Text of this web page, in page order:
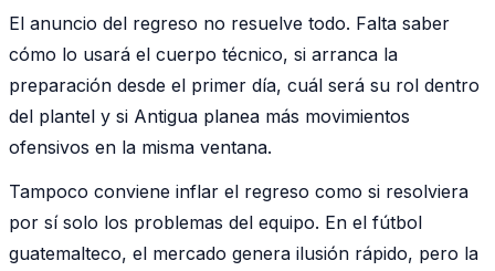
El anuncio del regreso no resuelve todo. Falta saber
cómo lo usará el cuerpo técnico, si arranca la
preparación desde el primer día, cuál será su rol dentro
del plantel y si Antigua planea más movimientos
ofensivos en la misma ventana.
Tampoco conviene inflar el regreso como si resolviera
por sí solo los problemas del equipo. En el fútbol
guatemalteco, el mercado genera ilusión rápido, pero la